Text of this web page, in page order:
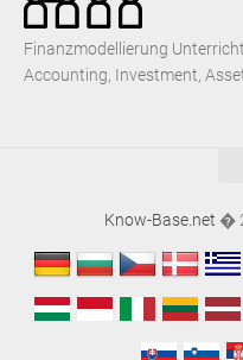
Finanzmodellierung
Accounting, Investment,
Know-Base.net �